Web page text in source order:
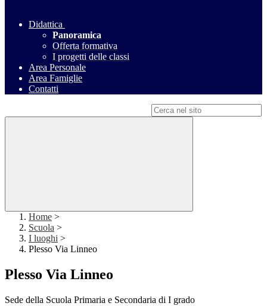
Didattica
Panoramica
Offerta formativa
I progetti delle classi
Area Personale
Area Famiglie
Contatti
Home >
Scuola >
I luoghi >
Plesso Via Linneo
Plesso Via Linneo
Sede della Scuola Primaria e Secondaria di I grado